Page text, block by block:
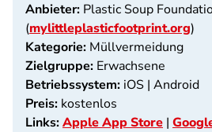
Anbieter: Plastic Soup
(mylittleplasticfootprint.org)
Kategorie: Müllvermeidung
Zielgruppe: Erwachsene
Betriebssystem: iOS | Android
Preis: kostenlos
Links:Apple App Store |